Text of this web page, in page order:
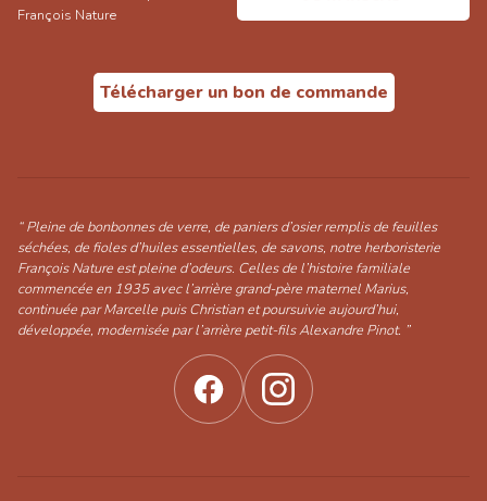
François Nature
Télécharger un bon de commande
“ Pleine de bonbonnes de verre, de paniers d’osier remplis de feuilles
séchées, de fioles d’huiles essentielles, de savons, notre herboristerie
François Nature est pleine d’odeurs. Celles de l’histoire familiale
commencée en 1935 avec l’arrière grand-père maternel Marius,
continuée par Marcelle puis Christian et poursuivie aujourd’hui,
développée, modernisée par l’arrière petit-fils Alexandre Pinot. ”